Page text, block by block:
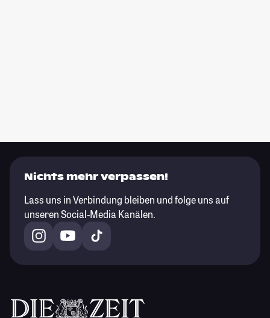
Nichts mehr verpassen!
Lass uns in Verbindung bleiben und folge uns auf
unseren Social-Media Kanälen.